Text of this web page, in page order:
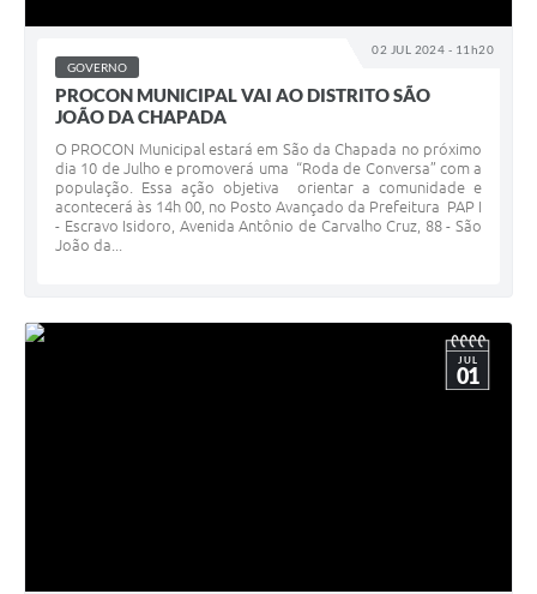
02 JUL 2024 - 11h20
GOVERNO
PROCON MUNICIPAL VAI AO DISTRITO SÃO
JOÃO DA CHAPADA
O PROCON Municipal estará em São da Chapada no próximo
dia 10 de Julho e promoverá uma “Roda de Conversa” com a
população. Essa ação objetiva orientar a comunidade e
acontecerá às 14h 00, no Posto Avançado da Prefeitura PAP I
- Escravo Isidoro, Avenida Antônio de Carvalho Cruz, 88 - São
João da...
JUL
01